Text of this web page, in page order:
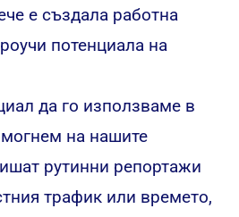
е създала работна
потенциала на
да го използваме в
на нашите
рутинни репортажи
трафик или времето,